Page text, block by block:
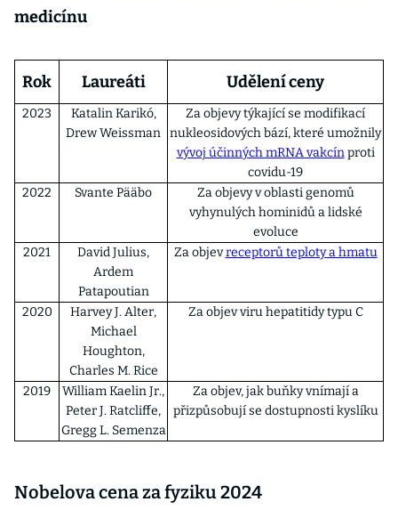
medicínu
Rok Laureáti Udělení ceny
2023
Katalin Karikó,
Drew Weissman
Za objevy týkající se modifikací
nukleosidových bází, které umožnily
vývoj účinných mRNA vakcínproti
covidu-19
2022
Svante Pääbo
Za objevy v oblasti genomů
vyhynulých hominidů a lidské
evoluce
2021
David Julius,
Ardem
Patapoutian
Za objevreceptorů teploty a hmatu
2020
Harvey J. Alter,
Michael
Houghton,
Charles M. Rice
Za objev viru hepatitidy typu C
2019
William Kaelin Jr.,
Peter J. Ratcliffe,
Gregg L. Semenza
Za objev, jak buňky vnímají a
přizpůsobují se dostupnosti kyslíku
Nobelova cena za fyziku 2024